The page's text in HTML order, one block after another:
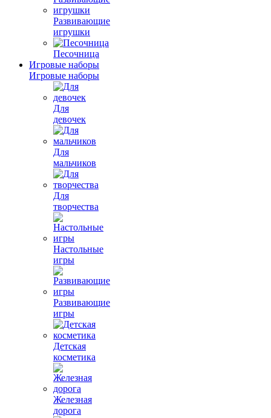
Развивающие
игрушки
Песочница
Игровые наборы
Игровые наборы
Для
девочек
Для
мальчиков
Для
творчества
Настольные
игры
Развивающие
игры
Детская
косметика
Железная
дорога